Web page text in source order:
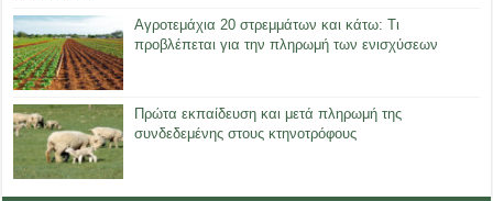
Αγροτεμάχια 20 στρεμμάτων και κάτω: Τι
προβλέπεται για την πληρωμή των ενισχύσεων
Πρώτα εκπαίδευση και μετά πληρωμή της
συνδεδεμένης στους κτηνοτρόφους